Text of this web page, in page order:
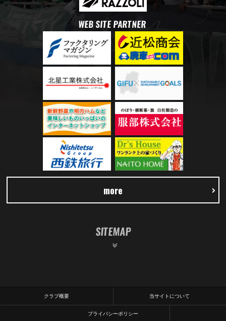
WEB SITE PARTNER
more
SITEMAP
クラブ概要 当サイトについて
プライバシーポリシー